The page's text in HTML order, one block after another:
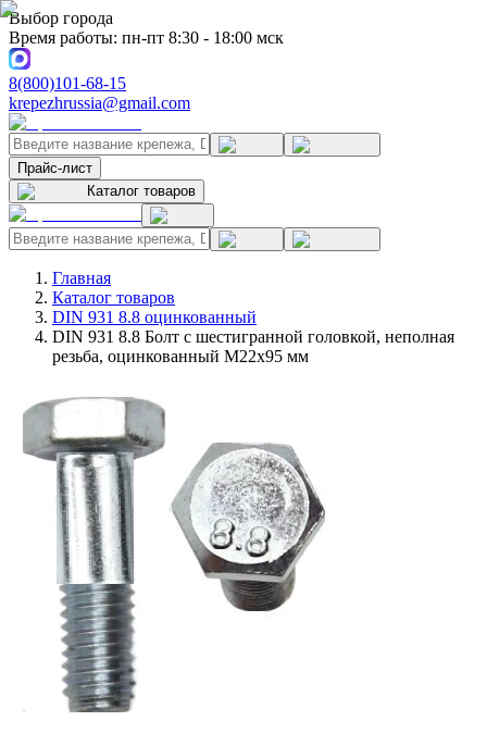
Выбор города
Время работы: пн-пт 8:30 - 18:00 мск
8(800)101-68-15
krepezhrussia@gmail.com
Прайс-лист
Каталог товаров
Главная
Каталог товаров
DIN 931 8.8 оцинкованный
DIN 931 8.8 Болт с шестигранной головкой, неполная
резьба, оцинкованный M22x95 мм